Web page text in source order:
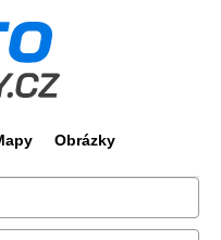
Obrázky